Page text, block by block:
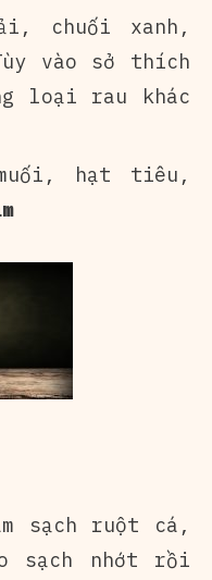
chuối xanh,
vào sở thích
loại rau khác
hạt tiêu,
sạch ruột cá,
sạch nhớt rồi